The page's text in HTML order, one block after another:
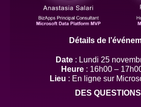
Détails de
Date : Lundi 25
Heure : 16h00 –
Lieu : En ligne sur
DES